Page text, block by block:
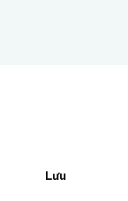
Lưu